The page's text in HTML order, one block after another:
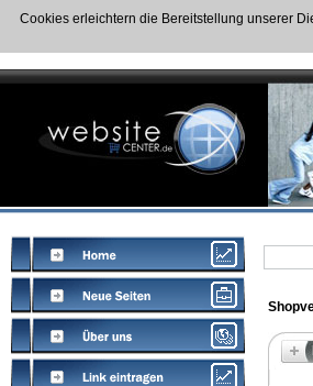
Cookies erleichtern die Bereitstellung unserer